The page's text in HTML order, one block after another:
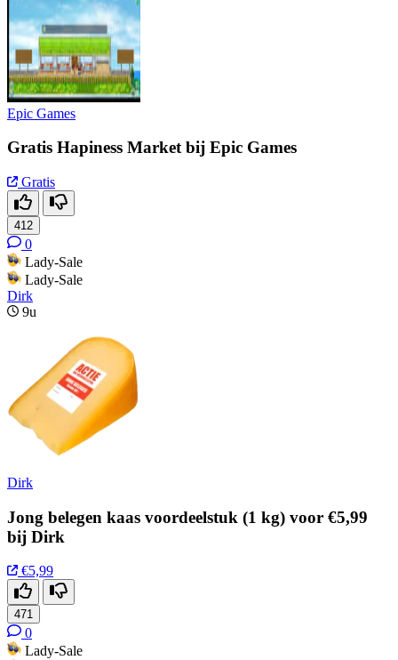
Epic Games
Gratis Hapiness Market bij Epic Games
Gratis
412
0
Lady-Sale
Lady-Sale
Dirk
9u
Dirk
Jong belegen kaas voordeelstuk (1 kg) voor €5,99
bij Dirk
€5,99
471
0
Lady-Sale